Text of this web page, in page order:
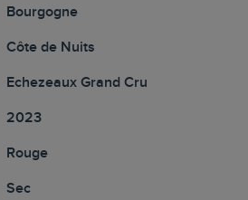
Bourgogne
Côte de Nuits
Echezeaux Grand Cru
2023
Rouge
Sec